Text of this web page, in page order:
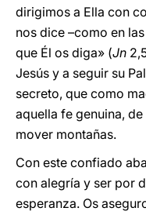
dirigimos a Ella con
nos dice –como en
que Él os diga» (Jn
Jesús y a seguir su
secreto, que como
aquella fe genuina,
mover montañas.
Con este confiado
con alegría y ser por
esperanza. Os